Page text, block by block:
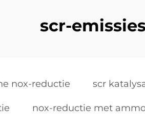
scr-
nox-reductie scr
nox-reductie met